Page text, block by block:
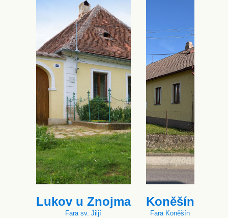
Lukov u Znojma
Fara sv. Jiljí
Koněšín
Fara Koněšín